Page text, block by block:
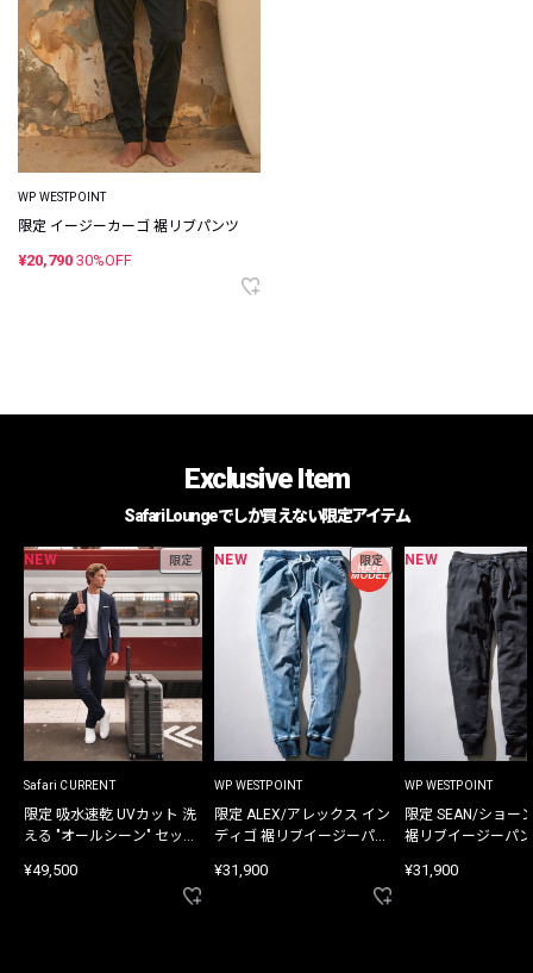
WP WESTPOINT
限定 イージーカーゴ 裾リブパンツ
¥20,790 30%OFF
Exclusive Item
Safari Loungeでしか買えない限定アイテム
NEW 限定
Safari CURRENT
限定 吸水速乾 UVカット 洗
える "オールシーン" セット
¥49,500
NEW 限定
WP WESTPOINT
限定 ALEX/アレックス イン
ディゴ 裾リブイージーパン
¥31,900
NEW
WP WESTPOINT
限定 SEAN/ショー
裾リブイージーパ
¥31,900